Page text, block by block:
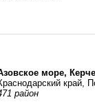
море,
край,
район